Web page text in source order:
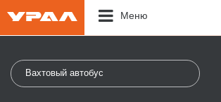
Меню
Вахтовый автобус